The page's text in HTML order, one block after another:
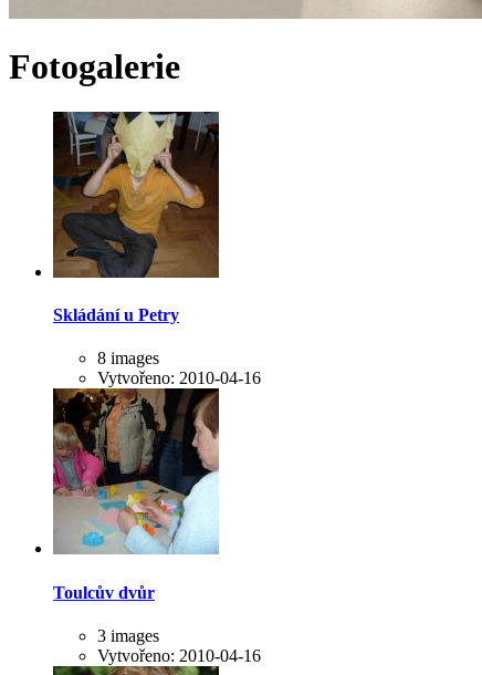
Fotogalerie
Skládání u Petry
8 images
Vytvořeno: 2010-04-16
Toulcův dvůr
3 images
Vytvořeno: 2010-04-16